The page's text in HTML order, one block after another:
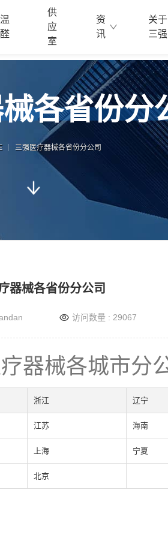
供
应
室
资
讯
关于
三强
各省份分
三强医疗器械各省份分公司
器械各省份分公司
访问数量 : 29067
器械各城市分
浙江 辽宁
江苏 海南
上海 宁夏
北京